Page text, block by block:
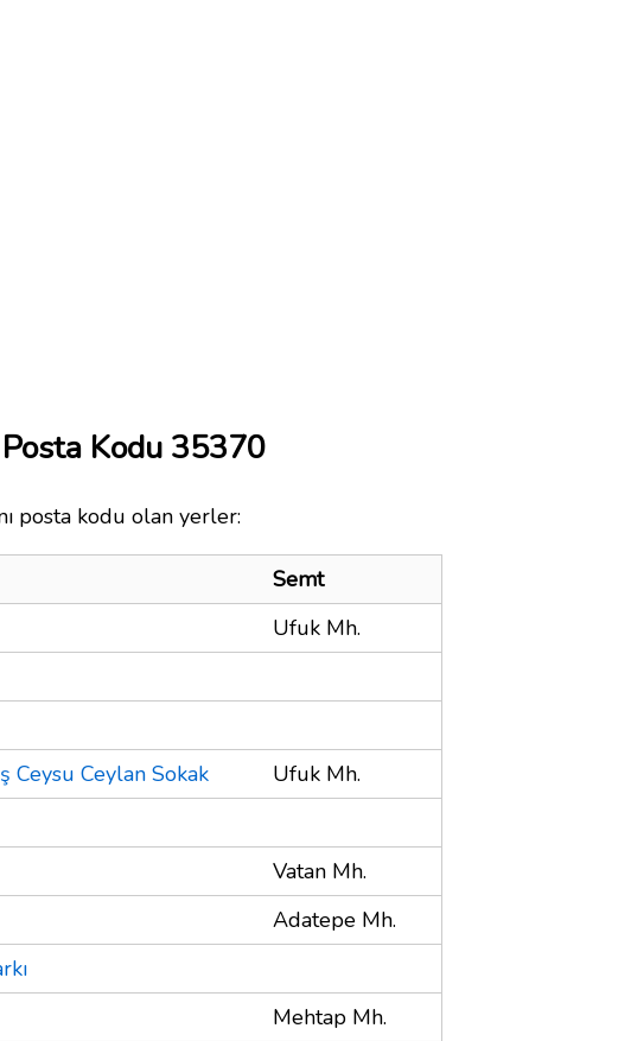
Kodu 35370
posta kodu olan yerler:
Semt
Ufuk Mh.
Ceysu Ceylan Sokak
Ufuk Mh.
Vatan Mh.
Adatepe Mh.
Mehtap Mh.